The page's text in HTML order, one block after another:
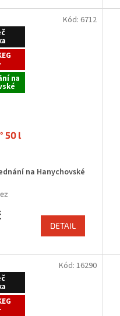
na
50 l
na Hanychovské
DETAIL
Kód: 6712
Kód: 16290